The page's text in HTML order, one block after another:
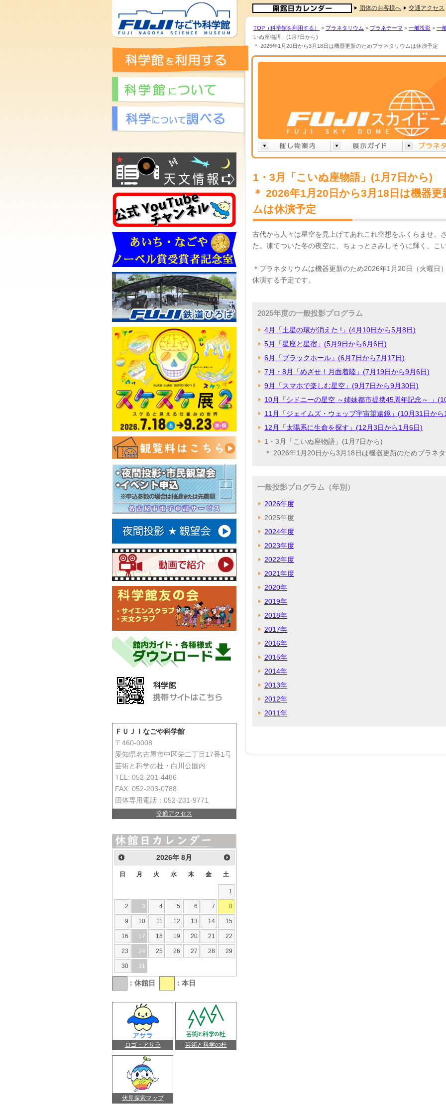
団体のお客様へ 交通アクセス
TOP（科学館を利用する） > プラネタリウム > プラネテーマ > 一般投影 > 一
いぬ座物語」(1月7日から)
＊ 2026年1月20日から3月18日は機器更新のためプラネタリウムは休演予定
1・3月「こいぬ座物語」(1月7日から)
＊ 2026年1月20日から3月18日は機器
ムは休演予定
古代から人々は星空を見上げてあれこれ空想をふくらませ、
た。凍てついた冬の夜空に、ちょっとさみしそうに輝く、こ
＊プラネタリウムは機器更新のため2026年1 月 20日（火曜日
休演する予定です。
2025年度の一般投影プログラム
4月「土星の環が消えた !」(4月10日から5月8日)
5月「星座と星宿」(5月9日から6月6日)
6月「ブラックホール」(6月7日から7月17日)
7月・8月「めざせ！月面着陸」(7月19日から9月6日)
9月「スマホで楽しむ星空」(9月7日から9月30日)
10月「シドニーの星空 ～姉妹都市提携45周年記念～ 」
11月「ジェイムズ・ウェッブ宇宙望遠鏡」(10月31日から
12月「太陽系に生命を探す」(12月3日から1月6日)
1・3月「こいぬ座物語」(1月7日から)
＊ 2026年1月20日から3月18日は機器更新のためプラネ
一般投影プログラム（年別）
2026年度
2025年度
2024年度
2023年度
2022年度
2021年度
2020年
2019年
2018年
2017年
2016年
2015年
2014年
2013年
2012年
2011年
ＦＵＪＩなごや科学館
〒460-0008
愛知県名古屋市中区栄二丁目17番1号
芸術と科学の杜・白川公園内
TEL: 052-201-4486
FAX: 052-203-0788
団体専用電話：052-231-9771
交通アクセス
2026年8月
日 月 火 水 木 金 土
1
2 3 4 5 6 7 8
9 10 11 12 13 14 15
16 17 18 19 20 21 22
23 24 25 26 27 28 29
30 31
：休館日 ：本日
ロゴ・アサラ 芸術と科学の杜
伏見探索マップ